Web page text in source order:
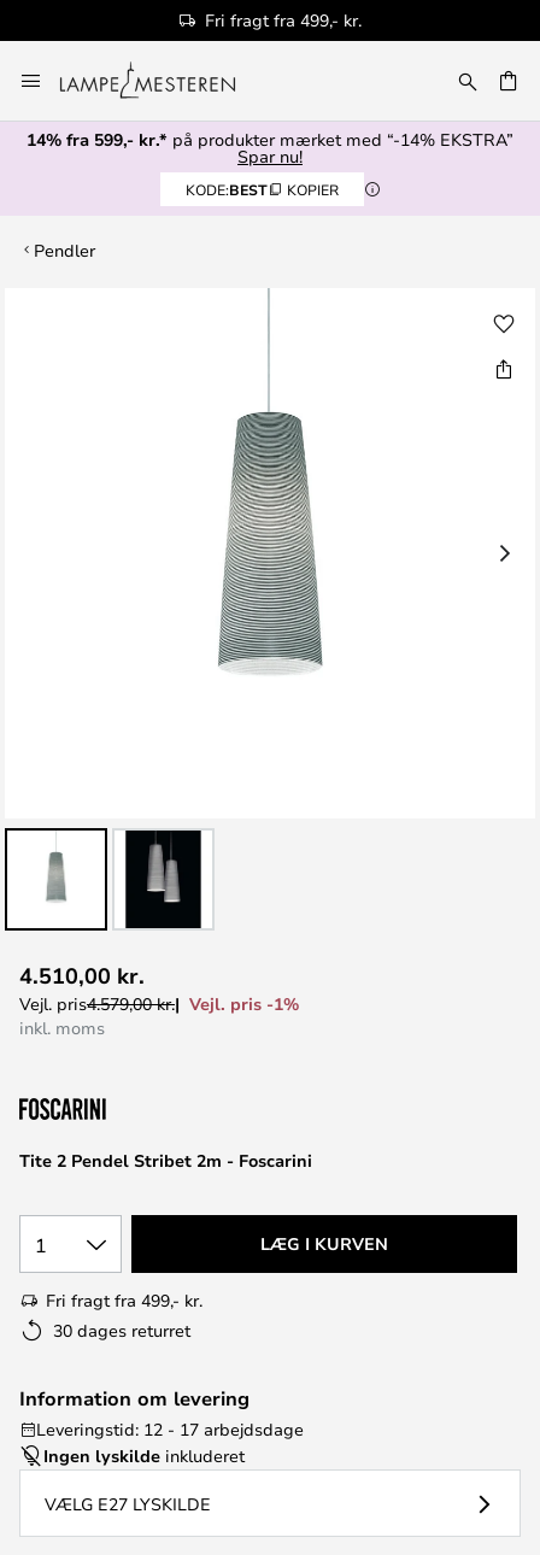
Fri fragt fra 499,- kr.
to
Content
14% fra 599,- kr.* på produkter mærket med “-14% EKSTRA”
Spar nu!
KODE:BEST KOPIER
Pendler
til
starten
Tite 2 Pendel Stribet 2m - Foscarini
4.510,00 kr.
Vejl. pris4.579,00 kr.
Vejl. pris -1%
inkl. moms
1 LÆG I KURVEN
Fri fragt fra 499,- kr.
30 dages returret
Information om levering
Leveringstid: 12 - 17 arbejdsdage
Ingen lyskilde inkluderet
VÆLG E27 LYSKILDE